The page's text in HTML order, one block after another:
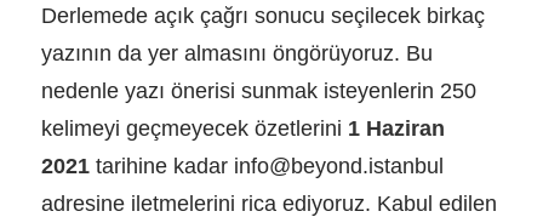
Derlemede açık çağrı sonucu seçilecek birkaç
yazının da yer almasını öngörüyoruz. Bu
nedenle yazı önerisi sunmak isteyenlerin 250
kelimeyi geçmeyecek özetlerini 1 Haziran
2021tarihine kadar info@beyond.istanbul
adresine iletmelerini rica ediyoruz. Kabul edilen